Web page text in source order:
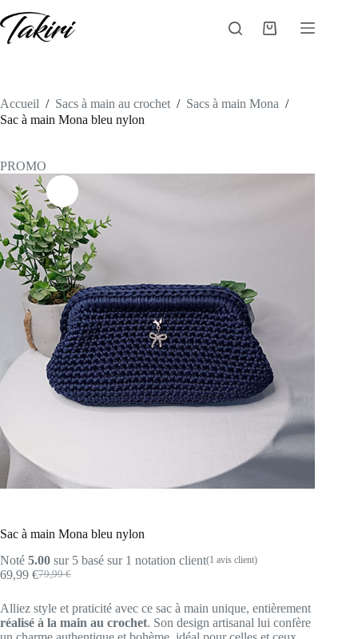
au
contenu
Panier
Accueil / Sacs à main au crochet / Sacs à main Mona /
Sac à main Mona bleu nylon
PROMO
Sac à main Mona bleu nylon
Noté 5.00 sur 5 basé sur 1 notation client(1 avis client)
79,99€
Le
initial
était :
69,99 €Le
actuel
est :
Alliez style et praticité avec ce sac à main unique, entièrement
réalisé à la main au crochet. Son design artisanal lui confère